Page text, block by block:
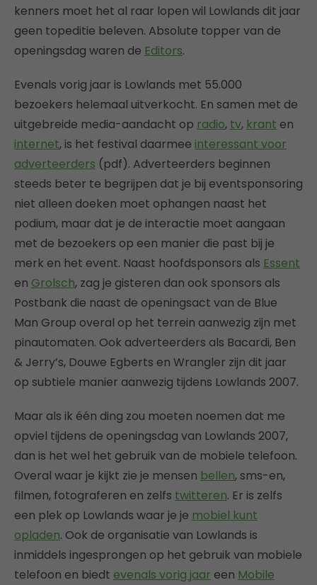
kenners moet het al raar lopen wil Lowlands dit jaar
geen topeditie beleven. Absolute topper van de
openingsdag waren de Editors.
Evenals vorig jaar is Lowlands met 55.000
bezoekers helemaal uitverkocht. En samen met de
uitgebreide media-aandacht op radio, tv, krant en
internet, is het festival daarmee interessant voor
adverteerders (pdf). Adverteerders beginnen
steeds beter te begrijpen dat je bij eventsponsoring
niet alleen doeken moet ophangen naast het
podium, maar dat je de interactie moet aangaan
met de bezoekers op een manier die past bij je
merk en het event. Naast hoofdsponsors als Essent
en Grolsch, zag je gisteren dan ook sponsors als
Postbank die naast de openingsact van de Blue
Man Group overal op het terrein aanwezig zijn met
pinautomaten. Ook adverteerders als Bacardi, Ben
& Jerry’s, Douwe Egberts en Wrangler zijn dit jaar
op subtiele manier aanwezig tijdens Lowlands 2007.
Maar als ik één ding zou moeten noemen dat me
opviel tijdens de openingsdag van Lowlands 2007,
dan is het wel het gebruik van de mobiele telefoon.
Overal waar je kijkt zie je mensen bellen, sms-en,
filmen, fotograferen en zelfs twitteren. Er is zelfs
een plek op Lowlands waar je je mobiel kunt
opladen. Ook de organisatie van Lowlands is
inmiddels ingesprongen op het gebruik van mobiele
telefoon en biedt evenals vorig jaar een Mobile